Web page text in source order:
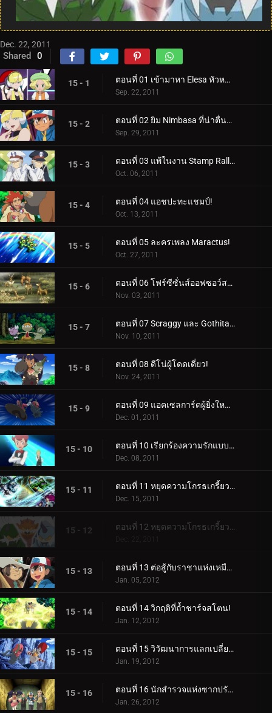
Dec. 22, 2011
Shared 0
15 - 1 ตอนที่ 01 เข้ามาหา Elesa หัวหน้ายิมที่มีพลังไฟฟ้า!
Sep. 22, 2011
15 - 2 ตอนที่ 02 ยิม Nimbasa ที่น่าตื่นตาตื่นใจ!
Sep. 29, 2011
15 - 3 ตอนที่ 03 แพ้ในงาน Stamp Rally!
Oct. 06, 2011
15 - 4 ตอนที่ 04 แอชปะทะแชมป์!
Oct. 13, 2011
15 - 5 ตอนที่ 05 ละครเพลง Maractus!
Oct. 27, 2011
15 - 6 ตอนที่ 06 โฟร์ซีซั่นส์ออฟซอว์สบัค!
Nov. 03, 2011
15 - 7 ตอนที่ 07 Scraggy และ Gothita ผู้เรียกร้อง!
Nov. 10, 2011
15 - 8 ตอนที่ 08 ดีโน่ผู้โดดเดี่ยว!
Nov. 24, 2011
15 - 9 ตอนที่ 09 แอคเซลการ์ดผู้ยิ่งใหญ่เข้าช่วยเหลือ!
Dec. 01, 2011
15 - 10 ตอนที่ 10 เรียกร้องความรักแบบพี่น้อง!
Dec. 08, 2011
15 - 11 ตอนที่ 11 หยุดความโกรธเกรี้ยวแห่งตำนาน! (1)
Dec. 15, 2011
15 - 12
15 - 13 ตอนที่ 13 ต่อสู้กับราชาแห่งเหมือง!
Jan. 05, 2012
15 - 14 ตอนที่ 14 วิกฤติที่ถ้ำชาร์จสโตน!
Jan. 12, 2012
15 - 15 ตอนที่ 15 วิวัฒนาการแลกเปลี่ยนความตื่นเต้น!
Jan. 19, 2012
15 - 16 ตอนที่ 16 นักสำรวจแห่งซากปรักหักพังของฮีโร่!
Jan. 26, 2012